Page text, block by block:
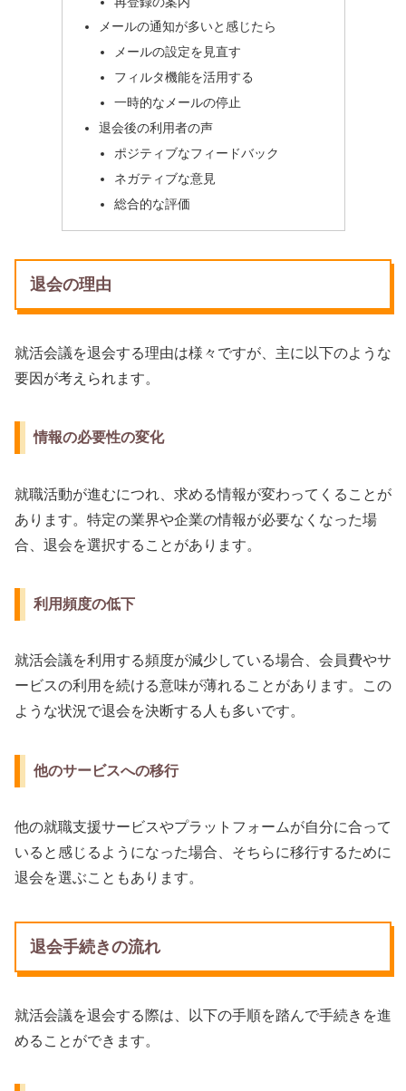
メールの通知が多いと感じたら
メールの設定を見直す
フィルタ機能を活用する
一時的なメールの停止
退会後の利用者の声
ポジティブなフィードバック
ネガティブな意見
総合的な評価
退会の理由
就活会議を退会する理由は様々ですが、主に以下のような
要因が考えられます。
情報の必要性の変化
就職活動が進むにつれ、求める情報が変わってくることが
あります。特定の業界や企業の情報が必要なくなった場
合、退会を選択することがあります。
利用頻度の低下
就活会議を利用する頻度が減少している場合、会員費やサ
ービスの利用を続ける意味が薄れることがあります。この
ような状況で退会を決断する人も多いです。
他のサービスへの移行
他の就職支援サービスやプラットフォームが自分に合って
いると感じるようになった場合、そちらに移行するために
退会を選ぶこともあります。
退会手続きの流れ
就活会議を退会する際は、以下の手順を踏んで手続きを進
めることができます。